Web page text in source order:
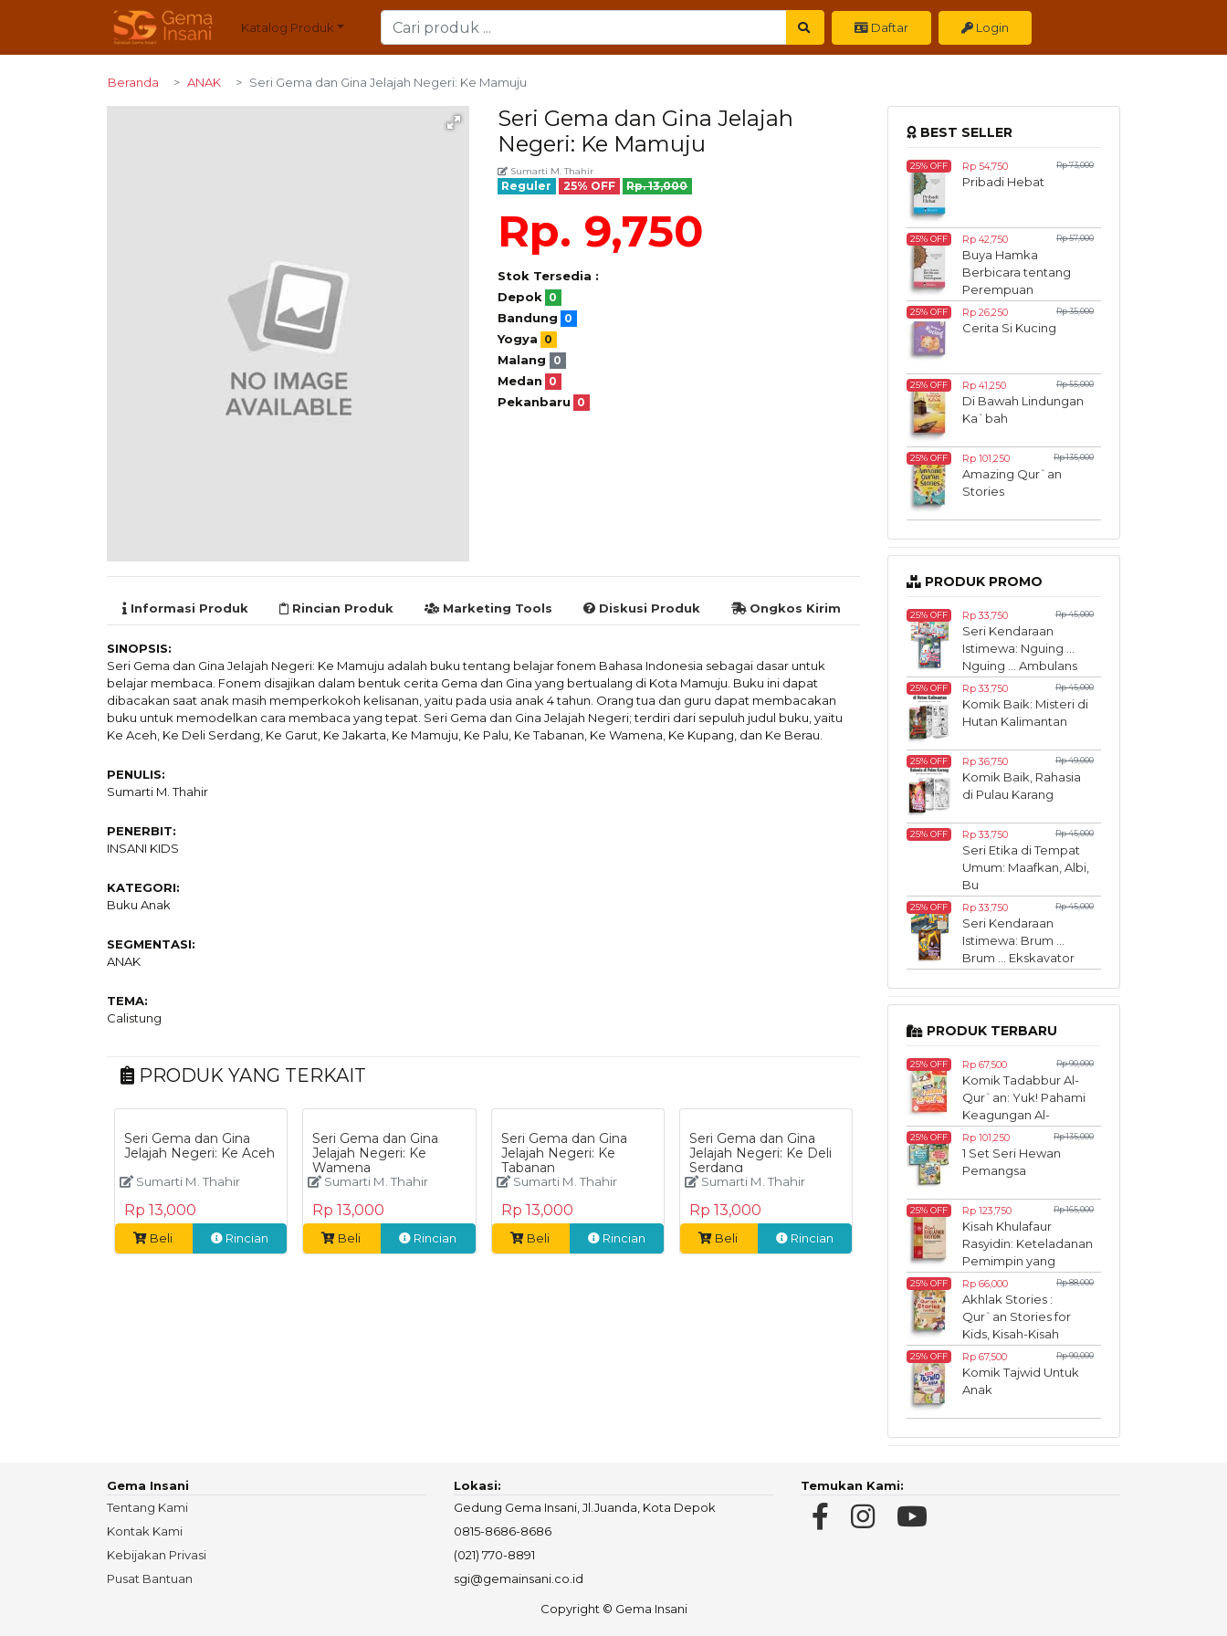
Katalog Produk Daftar Login
Beranda ANAK Seri Gema dan Gina Jelajah Negeri: Ke Mamuju
Seri Gema dan Gina Jelajah
Negeri: Ke Mamuju
Sumarti M. Thahir
Reguler 25% OFF Rp. 13,000
Rp. 9,750
Stok Tersedia :
Depok 0
Bandung 0
Yogya 0
Malang 0
Medan 0
Pekanbaru 0
Informasi Produk Rincian Produk Marketing Tools Diskusi Produk Ongkos Kirim
SINOPSIS:
Seri Gema dan Gina Jelajah Negeri: Ke Mamuju adalah buku tentang belajar fonem Bahasa Indonesia sebagai dasar untuk
belajar membaca. Fonem disajikan dalam bentuk cerita Gema dan Gina yang bertualang di Kota Mamuju. Buku ini dapat
dibacakan saat anak masih memperkokoh kelisanan, yaitu pada usia anak 4 tahun. Orang tua dan guru dapat membacakan
buku untuk memodelkan cara membaca yang tepat. Seri Gema dan Gina Jelajah Negeri; terdiri dari sepuluh judul buku, yaitu
Ke Aceh, Ke Deli Serdang, Ke Garut, Ke Jakarta, Ke Mamuju, Ke Palu, Ke Tabanan, Ke Wamena, Ke Kupang, dan Ke Berau.
PENULIS:
Sumarti M. Thahir
PENERBIT:
INSANI KIDS
KATEGORI:
Buku Anak
SEGMENTASI:
ANAK
TEMA:
Calistung
PRODUK YANG TERKAIT
Seri Gema dan Gina
Jelajah Negeri: Ke Aceh
Sumarti M. Thahir
Rp 13,000
Beli Rincian
Seri Gema dan Gina
Jelajah Negeri: Ke
Wamena
Sumarti M. Thahir
Rp 13,000
Beli Rincian
Seri Gema dan Gina
Jelajah Negeri: Ke
Tabanan
Sumarti M. Thahir
Rp 13,000
Beli Rincian
Seri Gema dan Gina
Jelajah Negeri: Ke Deli
Serdang
Sumarti M. Thahir
Rp 13,000
Beli Rincian
BEST SELLER
25% OFF Rp 54,750 Rp 73,000
Pribadi Hebat
25% OFF Rp 42,750 Rp 57,000
Buya Hamka
Berbicara tentang
Perempuan
25% OFF Rp 26,250 Rp 35,000
Cerita Si Kucing
25% OFF Rp 41,250 Rp 55,000
Di Bawah Lindungan
Ka`bah
25% OFF Rp 101,250 Rp 135,000
Amazing Qur`an
Stories
PRODUK PROMO
25% OFF Rp 33,750 Rp 45,000
Seri Kendaraan
Istimewa: Nguing ...
Nguing ... Ambulans
Bergegas
25% OFF Rp 33,750 Rp 45,000
Komik Baik: Misteri di
Hutan Kalimantan
25% OFF Rp 36,750 Rp 49,000
Komik Baik, Rahasia
di Pulau Karang
25% OFF Rp 33,750 Rp 45,000
Seri Etika di Tempat
Umum: Maafkan, Albi,
Bu
25% OFF Rp 33,750 Rp 45,000
Seri Kendaraan
Istimewa: Brum ...
Brum ... Ekskavator
PRODUK TERBARU
25% OFF Rp 67,500 Rp 90,000
Komik Tadabbur Al-
Qur`an: Yuk! Pahami
Keagungan Al-
Qur`an Sedari Kecil
25% OFF Rp 101,250 Rp 135,000
1 Set Seri Hewan
Pemangsa
25% OFF Rp 123,750 Rp 165,000
Kisah Khulafaur
Rasyidin: Keteladanan
Pemimpin yang
Inspiratif
25% OFF Rp 66,000 Rp 88,000
Akhlak Stories :
Qur`an Stories for
Kids, Kisah-Kisah
Akhlak dalam Al-
Qur`an
25% OFF Rp 67,500 Rp 90,000
Komik Tajwid Untuk
Anak
Gema Insani
Tentang Kami
Kontak Kami
Kebijakan Privasi
Pusat Bantuan
Lokasi:
Gedung Gema Insani, Jl.Juanda, Kota Depok
0815-8686-8686
(021) 770-8891
sgi@gemainsani.co.id
Temukan Kami:
Copyright © Gema Insani